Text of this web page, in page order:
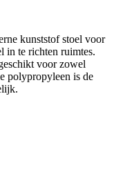
kunststof stoel voor
in te richten ruimtes.
voor zowel
polypropyleen is de